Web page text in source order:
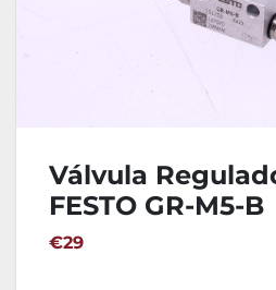
Válvula
FESTO GR-M5-B
€29